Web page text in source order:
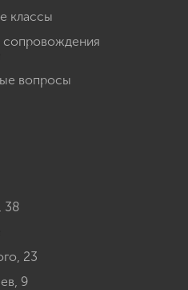
классы
сопровождения
вопросы
38
23
9